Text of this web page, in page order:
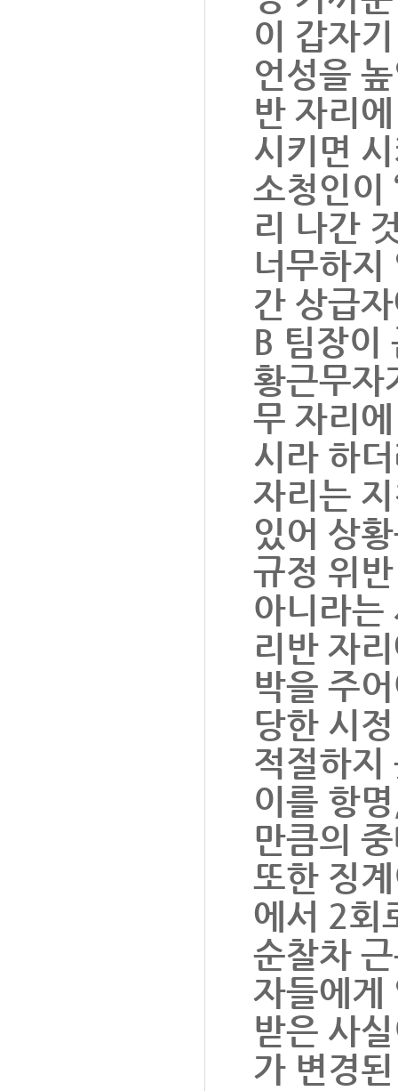
이 갑자
언성을
반 자리
시키면
소청인이
리 나간
너무하지
간 상급
B 팀장이
황근무자
무 자리
시라 하
자리는
있어 상
규정 위
아니라는
리반 자
박을 주
당한 시
적절하지
이를 항
만큼의
또한 징
에서 2회
순찰차
자들에게
받은 사
가 변경